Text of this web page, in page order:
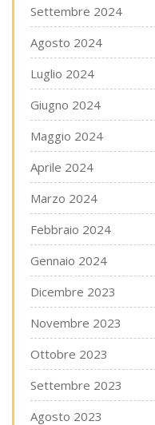
Settembre 2024
Agosto 2024
Luglio 2024
Giugno 2024
Maggio 2024
Aprile 2024
Marzo 2024
Febbraio 2024
Gennaio 2024
Dicembre 2023
Novembre 2023
Ottobre 2023
Settembre 2023
Agosto 2023